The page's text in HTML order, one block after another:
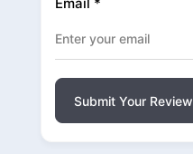
Email *
Submit Your Review